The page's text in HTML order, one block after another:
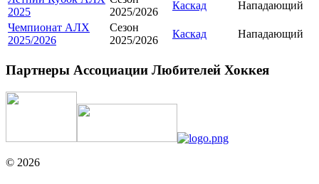
2025
2025/2026
Каскад
Нападающий
Чемпионат АЛХ
2025/2026
Сезон
2025/2026
Каскад Нападающий
Партнеры Ассоциации Любителей Хоккея
© 2026